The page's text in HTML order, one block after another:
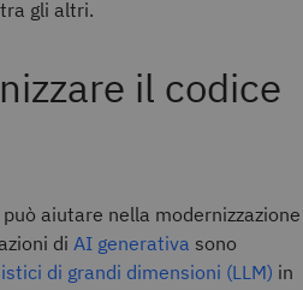
gli altri.
il codice
può aiutare nella modernizzazione
di AI generativa sono
di grandi dimensioni (LLM) in